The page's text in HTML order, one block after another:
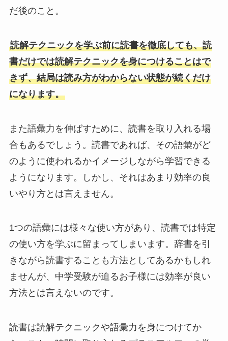
だ後のこと。
読解テクニックを学ぶ前に読書を徹底しても、読
書だけでは読解テクニックを身につけることはで
きず、結局は読み方がわからない状態が続くだけ
になります。
また語彙力を伸ばすために、読書を取り入れる場
合もあるでしょう。読書であれば、その語彙がど
のように使われるかイメージしながら学習できる
ようになります。しかし、それはあまり効率の良
いやり方とは言えません。
1つの語彙には様々な使い方があり、読書では特定
の使い方を学ぶに留まってしまいます。辞書を引
きながら読書することも方法としてあるかもしれ
ませんが、中学受験が迫るお子様には効率が良い
方法とは言えないのです。
読書は読解テクニックや語彙力を身につけてか